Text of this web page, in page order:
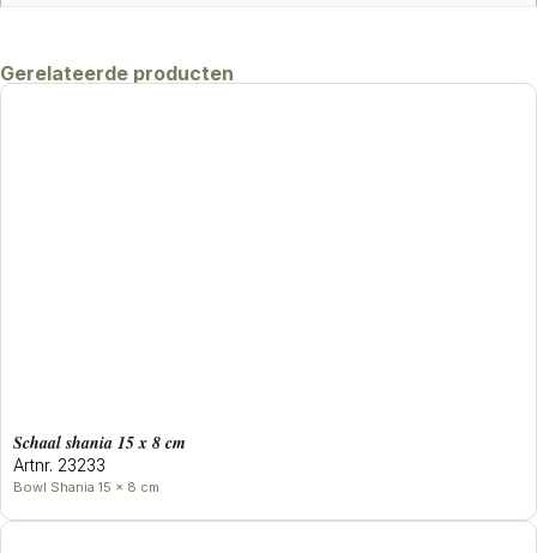
Gerelateerde producten
Schaal shania 15 x 8 cm
Artnr. 23233
Bowl Shania 15 x 8 cm